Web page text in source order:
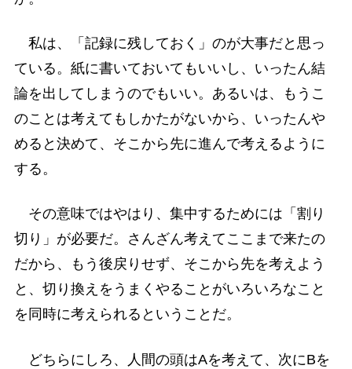
私は、「記録に残しておく」のが大事だと思っ
ている。紙に書いておいてもいいし、いったん結
論を出してしまうのでもいい。あるいは、もうこ
のことは考えてもしかたがないから、いったんや
めると決めて、そこから先に進んで考えるように
する。
その意味ではやはり、集中するためには「割り
切り」が必要だ。さんざん考えてここまで来たの
だから、もう後戻りせず、そこから先を考えよう
と、切り換えをうまくやることがいろいろなこと
を同時に考えられるということだ。
どちらにしろ、人間の頭はAを考えて、次にBを